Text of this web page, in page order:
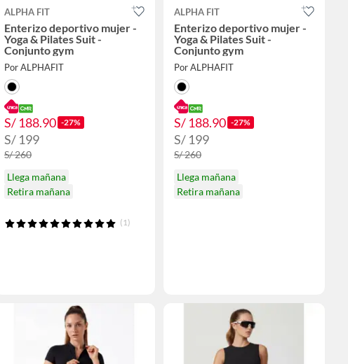
ALPHA FIT
Enterizo deportivo mujer -
Yoga & Pilates Suit -
Conjunto gym
Por ALPHAFIT
S/ 188.90 -27%
S/ 199
S/ 260
Llega mañana
Retira mañana
(1)
ALPHA FIT
Enterizo deportivo mujer -
Yoga & Pilates Suit -
Conjunto gym
Por ALPHAFIT
S/ 188.90 -27%
S/ 199
S/ 260
Llega mañana
Retira mañana